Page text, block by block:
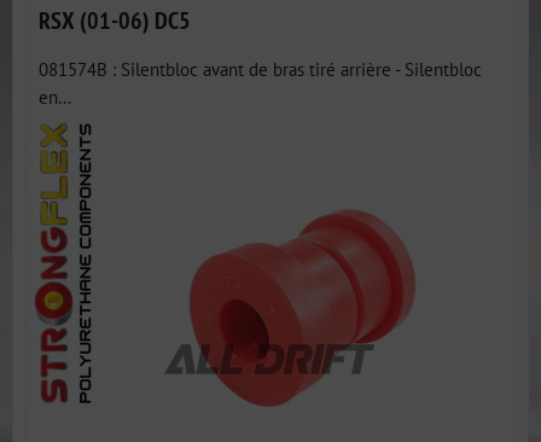
RSX (01-06) DC5
081574B : Silentbloc avant de bras tiré arrière - Silentbloc
en...